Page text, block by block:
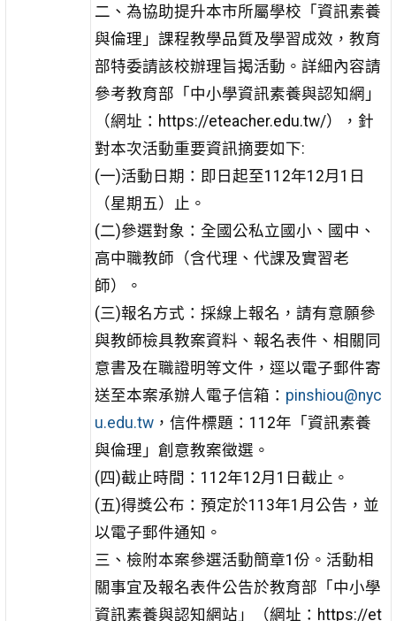
二、為協助提升本市所屬學校「資訊素養
與倫理」課程教學品質及學習成效，教育
部特委請該校辦理旨揭活動。詳細內容請
參考教育部「中小學資訊素養與認知網」
（網址：https://eteacher.edu.tw/），針
對本次活動重要資訊摘要如下:
(一)活動日期：即日起至112年12月1日
（星期五）止。
(二)參選對象：全國公私立國小、國中、
高中職教師（含代理、代課及實習老
師）。
(三)報名方式：採線上報名，請有意願參
與教師檢具教案資料、報名表件、相關同
意書及在職證明等文件，逕以電子郵件寄
送至本案承辦人電子信箱： pinshiou@nyc
u.edu.tw，信件標題：112年「資訊素養
與倫理」創意教案徵選。
(四)截止時間：112年12月1日截止。
(五)得獎公布：預定於113年1月公告，並
以電子郵件通知。
三、檢附本案參選活動簡章1份。活動相
關事宜及報名表件公告於教育部「中小學
資訊素養與認知網站」（網址：https://et